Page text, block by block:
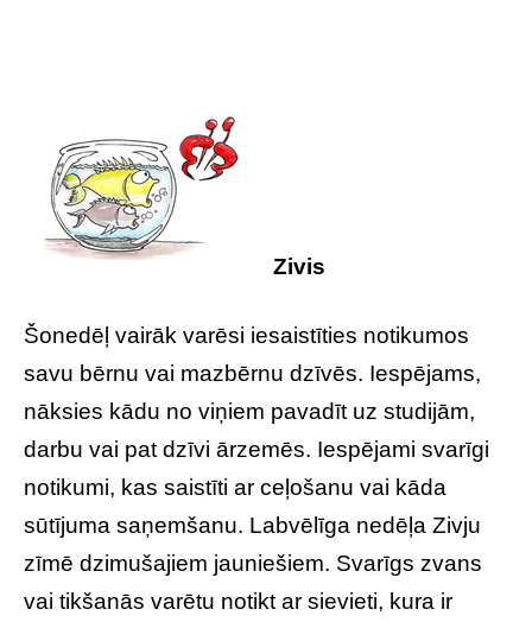
Zivis
Šonedēļ vairāk varēsi iesaistīties notikumos
savu bērnu vai mazbērnu dzīvēs. Iespējams,
nāksies kādu no viņiem pavadīt uz studijām,
darbu vai pat dzīvi ārzemēs. Iespējami svarīgi
notikumi, kas saistīti ar ceļošanu vai kāda
sūtījuma saņemšanu. Labvēlīga nedēļa Zivju
zīmē dzimušajiem jauniešiem. Svarīgs zvans
vai tikšanās varētu notikt ar sievieti, kura ir